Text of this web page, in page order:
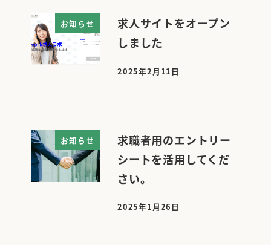
お知らせ
求人サイトをオープン
しました
投稿日
2025年2月11日
お知らせ
求職者用のエントリー
シートを活用してくだ
さい。
投稿日
2025年1月26日